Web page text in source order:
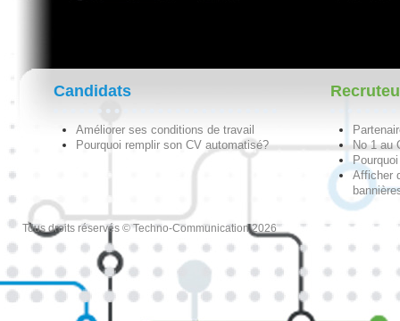
Candidats
Améliorer ses conditions de travail
Pourquoi remplir son CV automatisé?
No 1 au
Afficher
Tous droits réservés © Techno-Communication 2026